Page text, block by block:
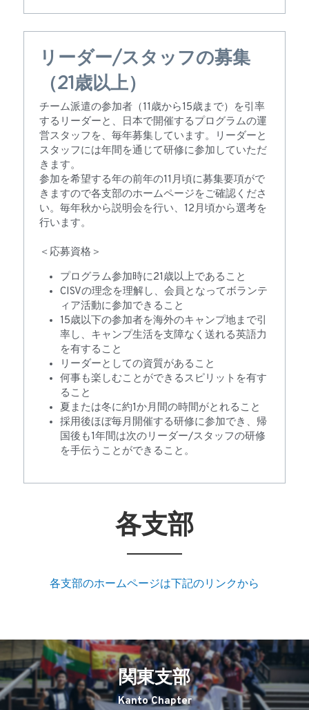
リーダー/スタッフの募集
（21歳以上）
チーム派遣の参加者（11歳から15歳まで）を引率
するリーダーと、日本で開催するプログラムの運
営スタッフを、毎年募集しています。リーダーと
スタッフには年間を通じて研修に参加していただ
きます。
参加を希望する年の前年の11月頃に募集要項がで
きますので各支部のホームページをご確認くださ
い。毎年秋から説明会を行い、12月頃から選考を
行います。
＜応募資格＞
プログラム参加時に21歳以上であること
CISVの理念を理解し、会員となってボランテ
ィア活動に参加できること
15歳以下の参加者を海外のキャンプ地まで引
率し、キャンプ生活を支障なく送れる英語力
を有すること
リーダーとしての資質があること
何事も楽しむことができるスピリットを有す
ること
夏または冬に約1か月間の時間がとれること
採用後ほぼ毎月開催する研修に参加でき、帰
国後も1年間は次のリーダー/スタッフの研修
を手伝うことができること。
各支部
各支部のホームページは下記のリンクから
関東支部
Kanto Chapter